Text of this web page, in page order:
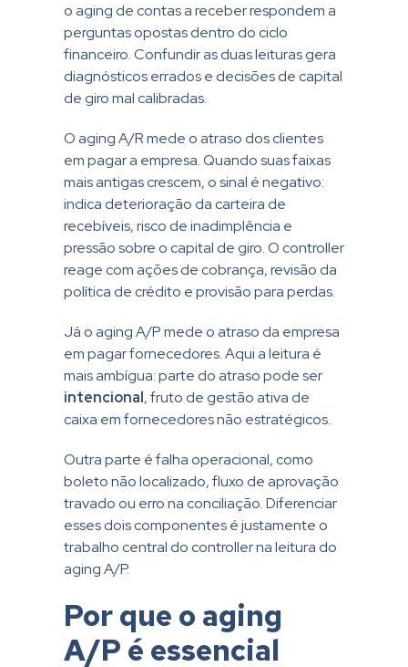
o aging de contas a receber respondem a
perguntas opostas dentro do ciclo
financeiro. Confundir as duas leituras gera
diagnósticos errados e decisões de capital
de giro mal calibradas.
O aging A/R mede o atraso dos clientes
em pagar a empresa. Quando suas faixas
mais antigas crescem, o sinal é negativo:
indica deterioração da carteira de
recebíveis, risco de inadimplência e
pressão sobre o capital de giro. O controller
reage com ações de cobrança, revisão da
política de crédito e provisão para perdas.
Já o aging A/P mede o atraso da empresa
em pagar fornecedores. Aqui a leitura é
mais ambígua: parte do atraso pode ser
intencional, fruto de gestão ativa de
caixa em fornecedores não estratégicos.
Outra parte é falha operacional, como
boleto não localizado, fluxo de aprovação
travado ou erro na conciliação. Diferenciar
esses dois componentes é justamente o
trabalho central do controller na leitura do
aging A/P.
Por que o aging
A/P é essencial